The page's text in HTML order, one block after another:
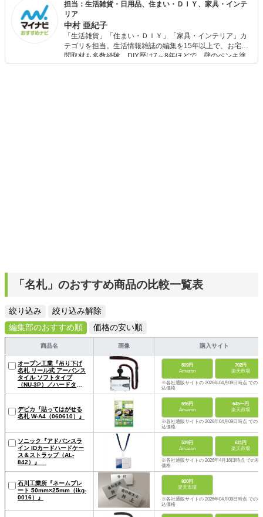
き、勝どき在住 。
担当：生活雑貨・日用品、住まい・ＤＩＹ、家具・インテ
リア
中村 亜紀子
「生活雑貨」「住まい・ＤＩＹ」「家具・インテリア」カ
テゴリを担当。生活情報雑誌の編集を15年以上で、お宅訪
問取材も多数経験。DIY歴は7～8年ほどで、壁のペンキ塗
りや壁紙チェンジなどもチャレンジ済み。初心者でもモノ
「名札」のおすすめ商品の比較一覧表
絞り込み
絞り込み解除
編集部のおすすめ順
価格の安い順
商品名 画像 購入サイト
オープン工業『吊り下げ
名札 リール式 アーバンス
タイル ソフトタイプ
（NU-3P）／ハードタイ
809円
Amazon
702円
楽天市場
※各社通販サイトの 2026年04月09日時点 での税
込価格
デビカ『貼ってはがせる
名札 W-A4（060610）』
596円
Amazon
645〜円
楽天市場
※各社通販サイトの 2026年04月09日時点 での税
込価格
ソニック『アドバンスラ
イン IDカードハードケー
ス＆ストラップ（AL-
842）』
539円
Amazon
621円
楽天市場
※各社通販サイトの 2026年4月16日時点 での税
価格
石川工業所『ネームプレ
ート 50mm×25mm（ikg-
0016）』
920円
楽天市場
※各社通販サイトの 2026年04月09日時点 での税
込価格